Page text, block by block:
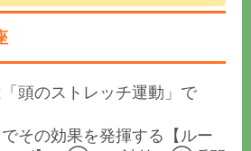
頭のストレッチ運動」で
その効果を発揮する【ルー